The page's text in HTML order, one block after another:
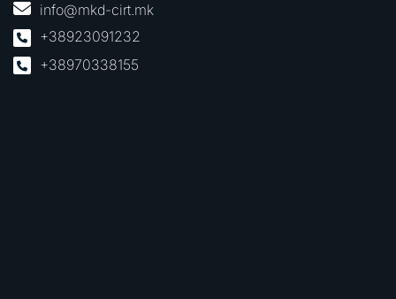
info@mkd-cirt.mk
+38923091232
+38970338155